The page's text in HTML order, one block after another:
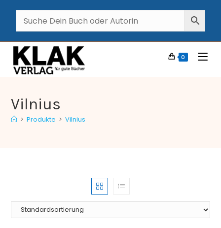
0
Vilnius
> Produkte > Vilnius